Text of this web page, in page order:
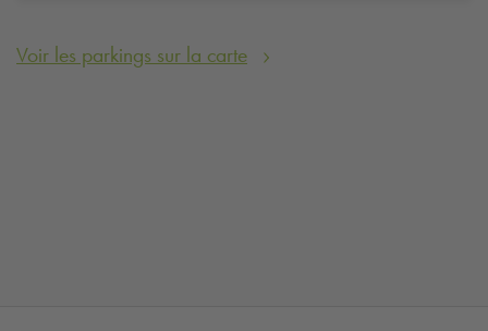
Voir les parkings sur la carte